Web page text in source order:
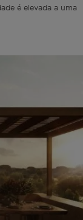
é elevada a uma